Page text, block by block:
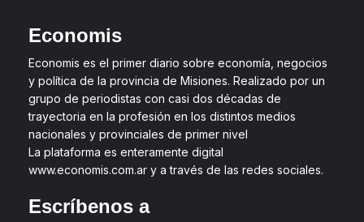
Economis
Economis es el primer diario sobre economía, negocios
y política de la provincia de Misiones. Realizado por un
grupo de periodistas con casi dos décadas de
trayectoria en la profesión en los distintos medios
nacionales y provinciales de primer nivel
La plataforma es enteramente digital
www.economis.com.ar y a través de las redes sociales.
Escríbenos a